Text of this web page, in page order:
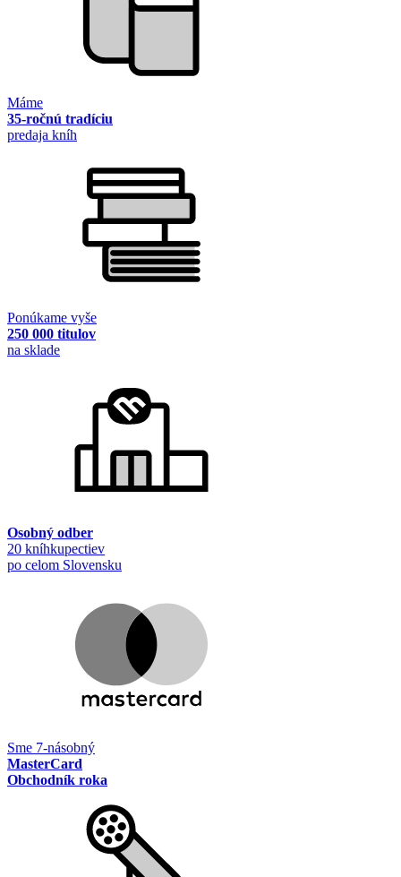
Máme
35-ročnú tradíciu
predaja kníh
Ponúkame vyše
250 000 titulov
na sklade
Osobný odber
20 kníhkupectiev
po celom Slovensku
Sme 7-násobný
MasterCard
Obchodník roka